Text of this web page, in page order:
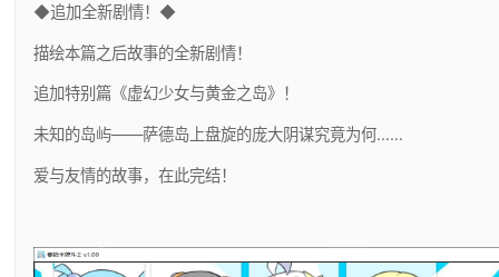
◆追加全新剧情！◆
描绘本篇之后故事的全新剧情！
追加特别篇《虚幻少女与黄金之岛》！
未知的岛屿——萨德岛上盘旋的庞大阴谋究竟为何……
爱与友情的故事，在此完结！